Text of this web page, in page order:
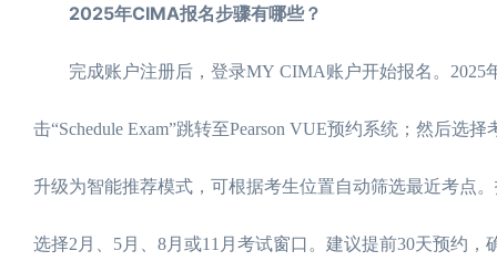
2025年CIMA报名步骤有哪些？
完成账户注册后，登录MY CIMA账户开始报名。2025
击“Schedule Exam”跳转至Pearson VUE预约系统；然后
升级为智能推荐模式，可根据考生位置自动筛选最近考点
选择2月、5月、8月或11月考试窗口。建议提前30天预约